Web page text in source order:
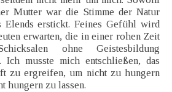
Mutter war die Stimme der Natur
Elends erstickt. Feines Gefühl wird
erwarten, die in einer rohen Zeit
ohne Geistesbildung
Ich musste mich entschließen, das
zu ergreifen, um nicht zu hungern
hungern zu lassen.